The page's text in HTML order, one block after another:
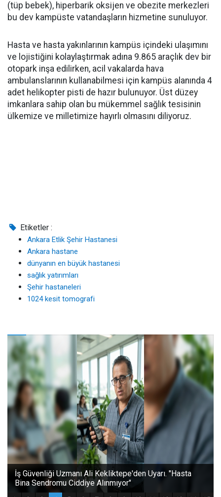
(tüp bebek), hiperbarik oksijen ve obezite merkezleri
bu dev kampüste vatandaşların hizmetine sunuluyor.
Hasta ve hasta yakınlarının kampüs içindeki ulaşımını
ve lojistiğini kolaylaştırmak adına 9.865 araçlık dev bir
otopark inşa edilirken, acil vakalarda hava
ambulanslarının kullanabilmesi için kampüs alanında 4
adet helikopter pisti de hazır bulunuyor. Üst düzey
imkanlara sahip olan bu mükemmel sağlık tesisinin
ülkemize ve milletimize hayırlı olmasını diliyoruz.
Etiketler :
Ankara Etlik Şehir Hastanesi
Ankara hastane
dünyanın en büyük hastanesi
sağlık yatırımları
Şehir hastaneleri
1024 kesit tomografi